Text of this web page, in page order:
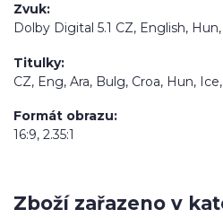
Zvuk
Dolby Digital 5.1 CZ, English,
Titulky
CZ, Eng, Ara, Bulg, Croa, Hun,
Formát obrazu
16:9, 2.35:1
Zboží zařazeno v